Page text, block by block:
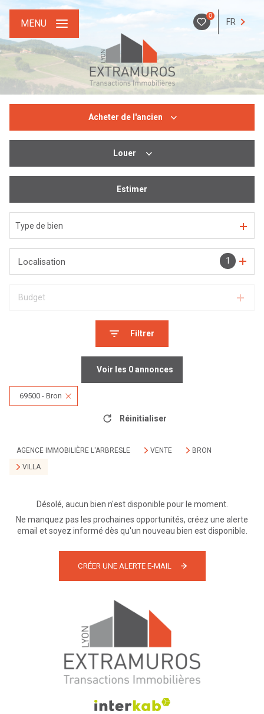
0
FR
MENU
Acheter de l'ancien
De l'immo pro
Louer
Estimer
Type de bien
1
Localisation
Budget
Filtrer
Voir les 0annonces
69500 - Bron
Réinitialiser
AGENCE IMMOBILIÈRE L'ARBRESLE VENTE
BRON
VILLA
Désolé, aucun bien n'est disponible pour le moment.
Ne manquez pas les prochaines opportunités, créez une alerte
email et soyez informé dès qu'un nouveau bien est disponible.
CRÉER UNE ALERTE E-MAIL